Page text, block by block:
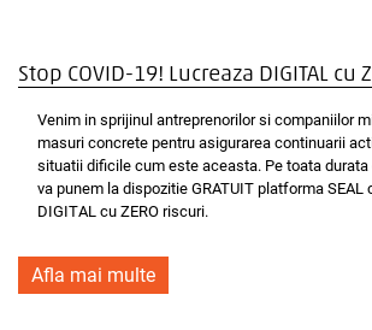
Stop COVID-19! Lucreaza DIGITAL cu
Venim in sprijinul antreprenorilor si companiilor
masuri concrete pentru asigurarea continuarii
situatii dificile cum este aceasta. Pe toata durata
va punem la dispozitie GRATUIT platforma SEAL
DIGITAL cu ZERO riscuri.
Afla mai multe